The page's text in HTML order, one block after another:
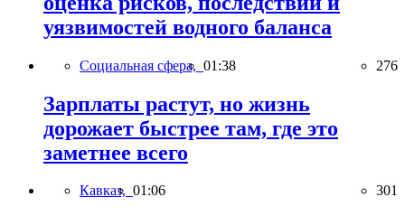
уязвимостей водного баланса
Социальная сфера, 01:38 276
Зарплаты растут, но жизнь
дорожает быстрее там, где это
заметнее всего
Кавказ, 01:06 301